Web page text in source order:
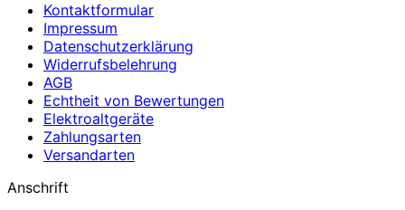
Kontaktformular
Impressum
Datenschutzerklärung
Widerrufsbelehrung
AGB
Echtheit von Bewertungen
Elektroaltgeräte
Zahlungsarten
Versandarten
Anschrift